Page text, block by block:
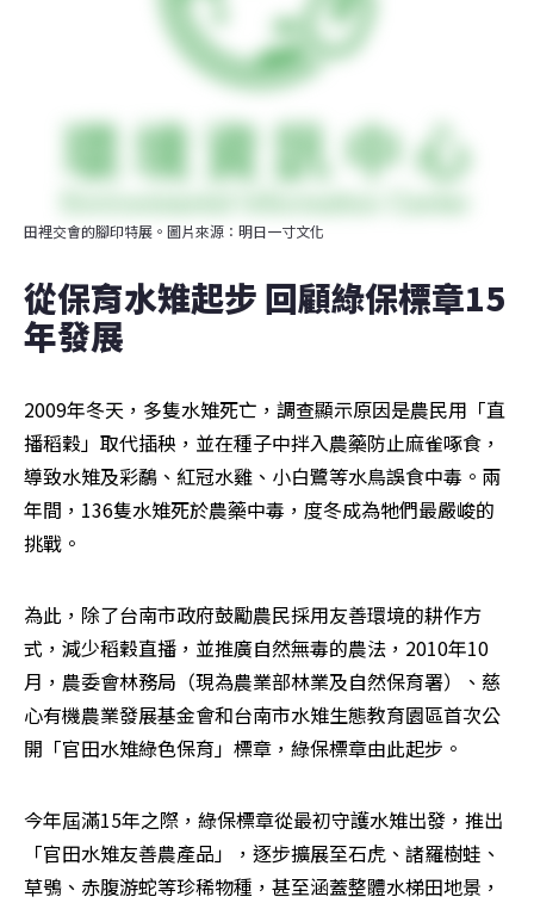
田裡交會的腳印特展。圖片來源：明日一寸文化
從保育水雉起步 回顧綠保標章15
年發展
2009年冬天，多隻水雉死亡，調查顯示原因是農民用「直
播稻穀」取代插秧，並在種子中拌入農藥防止麻雀啄食，
導致水雉及彩鷸、紅冠水雞、小白鷺等水鳥誤食中毒。兩
年間，136隻水雉死於農藥中毒，度冬成為牠們最嚴峻的
挑戰。
為此，除了台南市政府鼓勵農民採用友善環境的耕作方
式，減少稻穀直播，並推廣自然無毒的農法，2010年10
月，農委會林務局（現為農業部林業及自然保育署）、慈
心有機農業發展基金會和台南市水雉生態教育園區首次公
開「官田水雉綠色保育」標章，綠保標章由此起步。
今年屆滿15年之際，綠保標章從最初守護水雉出發，推出
「官田水雉友善農產品」，逐步擴展至石虎、諸羅樹蛙、
草鴞、赤腹游蛇等珍稀物種，甚至涵蓋整體水梯田地景，